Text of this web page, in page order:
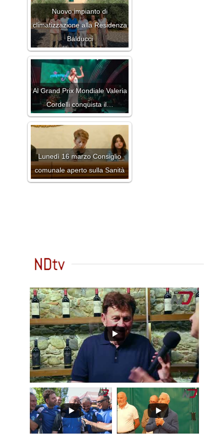
Nuovo impianto di
climatizzazione alla Residenza
Balducci
Al Grand Prix Mondiale Valeria
Cordelli conquista il…
Lunedì 16 marzo Consiglio
comunale aperto sulla Sanità